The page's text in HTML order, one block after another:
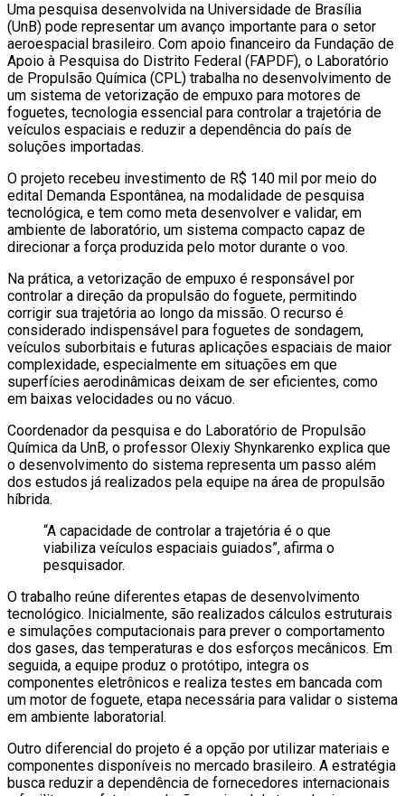
Uma pesquisa desenvolvida na Universidade de Brasília
(UnB) pode representar um avanço importante para o setor
aeroespacial brasileiro. Com apoio financeiro da Fundação de
Apoio à Pesquisa do Distrito Federal (FAPDF), o Laboratório
de Propulsão Química (CPL) trabalha no desenvolvimento de
um sistema de vetorização de empuxo para motores de
foguetes, tecnologia essencial para controlar a trajetória de
veículos espaciais e reduzir a dependência do país de
soluções importadas.
O projeto recebeu investimento de R$ 140 mil por meio do
edital Demanda Espontânea, na modalidade de pesquisa
tecnológica, e tem como meta desenvolver e validar, em
ambiente de laboratório, um sistema compacto capaz de
direcionar a força produzida pelo motor durante o voo.
Na prática, a vetorização de empuxo é responsável por
controlar a direção da propulsão do foguete, permitindo
corrigir sua trajetória ao longo da missão. O recurso é
considerado indispensável para foguetes de sondagem,
veículos suborbitais e futuras aplicações espaciais de maior
complexidade, especialmente em situações em que
superfícies aerodinâmicas deixam de ser eficientes, como
em baixas velocidades ou no vácuo.
Coordenador da pesquisa e do Laboratório de Propulsão
Química da UnB, o professor Olexiy Shynkarenko explica que
o desenvolvimento do sistema representa um passo além
dos estudos já realizados pela equipe na área de propulsão
híbrida.
“A capacidade de controlar a trajetória é o que
viabiliza veículos espaciais guiados”, afirma o
pesquisador.
O trabalho reúne diferentes etapas de desenvolvimento
tecnológico. Inicialmente, são realizados cálculos estruturais
e simulações computacionais para prever o comportamento
dos gases, das temperaturas e dos esforços mecânicos. Em
seguida, a equipe produz o protótipo, integra os
componentes eletrônicos e realiza testes em bancada com
um motor de foguete, etapa necessária para validar o sistema
em ambiente laboratorial.
Outro diferencial do projeto é a opção por utilizar materiais e
componentes disponíveis no mercado brasileiro. A estratégia
busca reduzir a dependência de fornecedores internacionais